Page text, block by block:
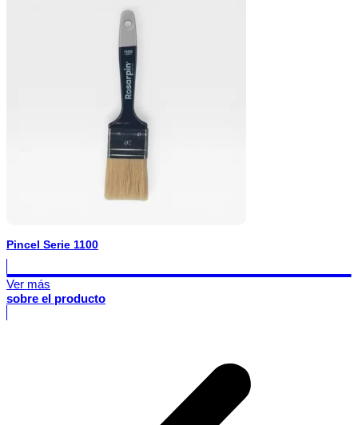
Pincel Serie 1100
Ver más
sobre el producto